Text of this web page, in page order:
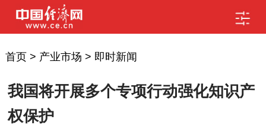
首页> 产业市场 > 即时新闻
我国将开展多个专项行动强化知识产
权保护